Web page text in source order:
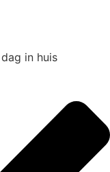
in huis